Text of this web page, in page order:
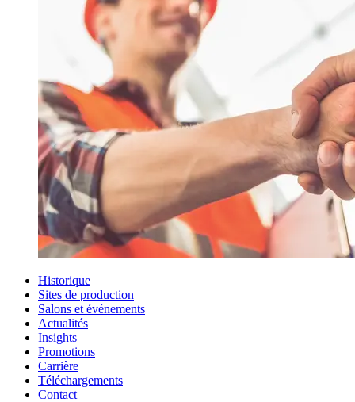
Historique
Sites de production
Salons et événements
Actualités
Insights
Promotions
Carrière
Téléchargements
Contact